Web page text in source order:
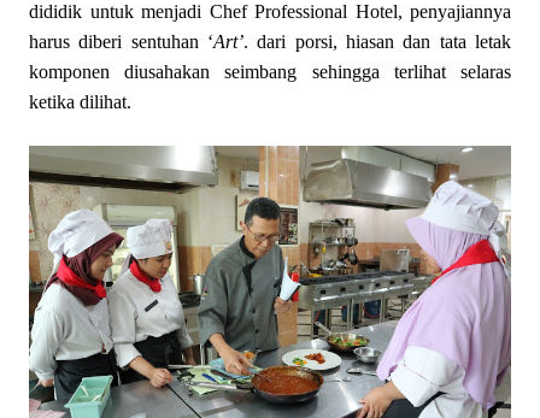
dididik untuk menjadi Chef Professional Hotel, penyajiannya
harus diberi sentuhan ‘Art’. dari porsi, hiasan dan tata letak
komponen diusahakan seimbang sehingga terlihat selaras
ketika dilihat.